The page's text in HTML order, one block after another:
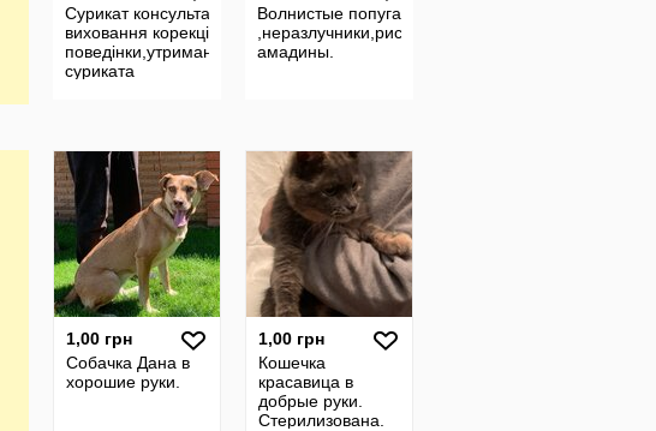
Сурикат консультації
виховання корекція
поведінки,утримання
суриката
Волнистые попугаи
,неразлучники,рисовые
амадины.
1,00 грн
Собачка Дана в
хорошие руки.
1,00 грн
Кошечка
красавица в
добрые руки.
Стерилизована.